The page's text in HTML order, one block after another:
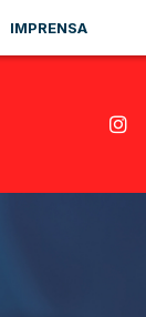
IMPRENSA